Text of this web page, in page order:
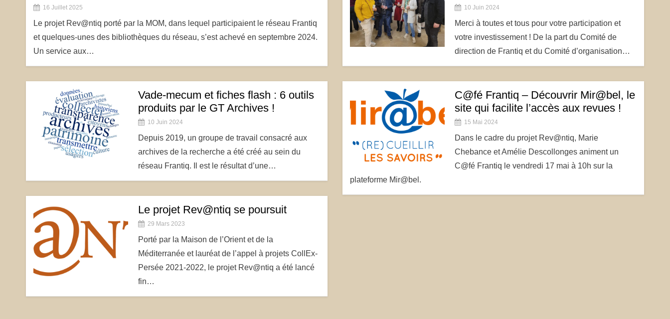
16 Juillet 2025
Le projet Rev@ntiq porté par la MOM, dans lequel participaient le réseau Frantiq
et quelques-unes des bibliothèques du réseau, s’est achevé en septembre 2024.
Un service aux…
10 Juin 2024
Merci à toutes et tous pour votre participation et
votre investissement ! De la part du Comité de
direction de Frantiq et du Comité d’organisation…
Vade-mecum et fiches flash : 6 outils
produits par le GT Archives !
10 Juin 2024
Depuis 2019, un groupe de travail consacré aux
archives de la recherche a été créé au sein du
réseau Frantiq. Il est le résultat d’une…
C@fé Frantiq – Découvrir Mir@bel, le
site qui facilite l’accès aux revues !
15 Mai 2024
Dans le cadre du projet Rev@ntiq, Marie
Chebance et Amélie Descollonges animent un
C@fé Frantiq le vendredi 17 mai à 10h sur la
plateforme Mir@bel.
Le projet Rev@ntiq se poursuit
29 Mars 2023
Porté par la Maison de l’Orient et de la
Méditerranée et lauréat de l’appel à projets CollEx-
Persée 2021-2022, le projet Rev@ntiq a été lancé
fin…